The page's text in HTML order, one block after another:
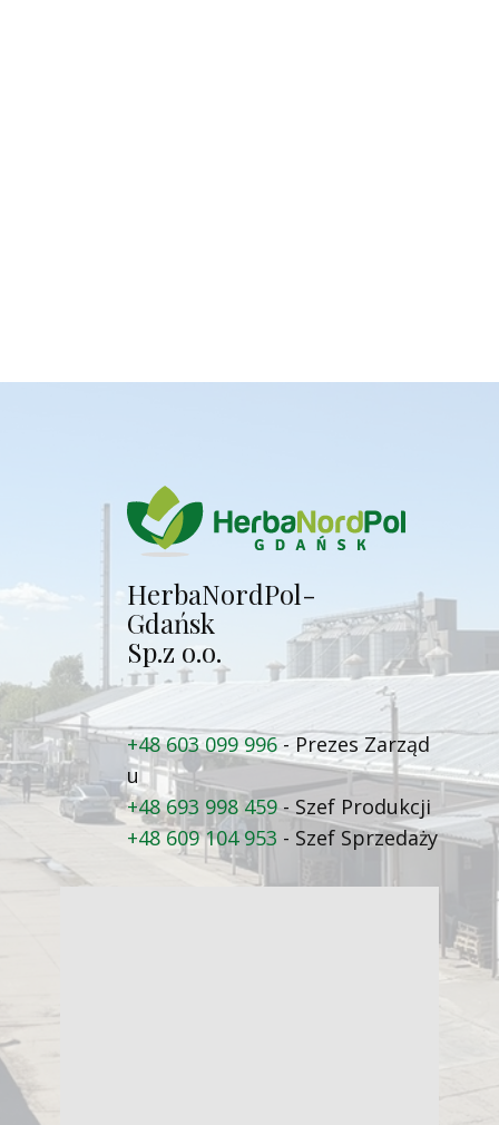
Herba​NordPol-
Gdańsk
Sp.z o.o.
+48 603 099 996 - Prezes Zarząd​
u
+48 693 998 459 - Szef Produkcji
+48 609 104 953 - Szef Sprzedaży